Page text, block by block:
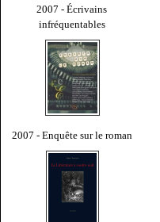
2007 - Écrivains
infréquentables
2007 - Enquête sur le roman